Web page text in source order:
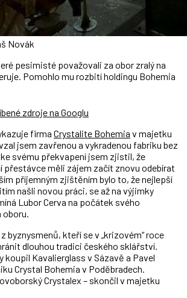
Novák
pesimisté považovali za obor zralý na
Pomohlo mu rozbití holdingu Bohemia
zdroje na Googlu
firma Crystalite Bohemia v majetku
jsem zavřenou a vykradenou fabriku bez
svému překvapení jsem zjistil, že
přestávce měli zájem začít znovu odebírat
příjemným zjištěním bylo to, že nejlepší
našli novou práci, se až na výjimky
Lubor Cerva na počátek svého
oboru.
byznysmenů, kteří se v „krizovém“ roce
dlouhou tradici českého sklářství.
koupil Kavalierglass v Sázavě a Pavel
Crystal Bohemia v Poděbradech.
Crystalex – skončil v majetku